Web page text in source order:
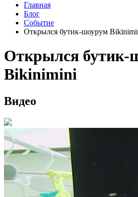
Главная
Блог
Событие
Открылся бутик-шоурум
Открылся бутик-
Bikinimini
Видео